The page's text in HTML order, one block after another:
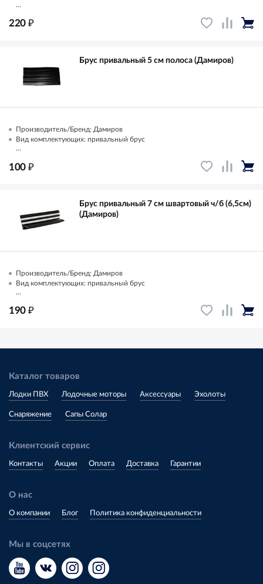
...
220 ₽
Брус привальный 5 см полоса (Дамиров)
Производитель/Бренд: Дамиров
Вид комплектующих: привальный брус
...
100 ₽
Брус привальный 7 см швартовый ч/б (6,5см)
(Дамиров)
Производитель/Бренд: Дамиров
Вид комплектующих: привальный брус
...
190 ₽
Каталог товаров
Лодки ПВХ Лодочные моторы Аксессуары Эхолоты
Снаряжение Сапы Солар
Клиентский сервис
Контакты Акции Оплата Доставка Гарантии
О нас
О компании Блог Политика конфиденциальности
Мы в соцсетях